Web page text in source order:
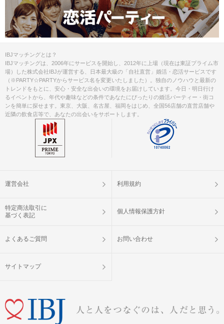
IBJマッチングとは？
IBJマッチングは、2006年にサービスを開始し、2012年に上場（現在は東証プライム市
場）した株式会社IBJが運営する、日本最大級の「自社直営」婚活・恋活サービスです
（※PARTY☆PARTYからサービス名を変更いたしました）。独自のノウハウと最新の
トレンドをもとに、安心・安全な出会いの環境をお届けしています。今日・明日行け
るイベントから、年代や趣味などの条件であなたにぴったりの婚活パーティー・街コ
ンを簡単に探せます。東京、大阪、名古屋、福岡をはじめ、全国56店舗の直営店舗や
近隣の飲食店等で、あなたの出会いをサポートします。
運営会社 利用規約
特定商法取引に
基づく表記
個人情報保護方針
よくあるご質問 お問い合わせ
サイトマップ